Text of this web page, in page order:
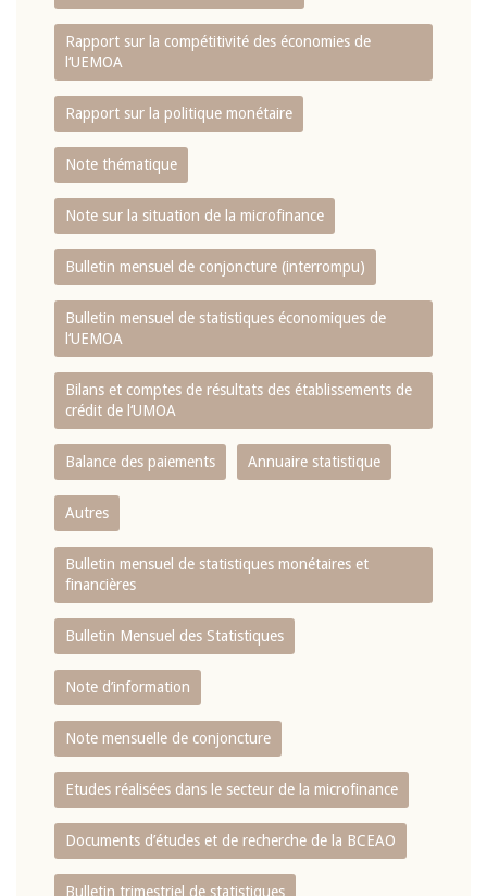
Rapport sur la compétitivité des économies de
l‘UEMOA
Rapport sur la politique monétaire
Note thématique
Note sur la situation de la microfinance
Bulletin mensuel de conjoncture (interrompu)
Bulletin mensuel de statistiques économiques de
l‘UEMOA
Bilans et comptes de résultats des établissements de
crédit de l‘UMOA
Balance des paiements Annuaire statistique
Autres
Bulletin mensuel de statistiques monétaires et
financières
Bulletin Mensuel des Statistiques
Note d’information
Note mensuelle de conjoncture
Etudes réalisées dans le secteur de la microfinance
Documents d’études et de recherche de la BCEAO
Bulletin trimestriel de statistiques